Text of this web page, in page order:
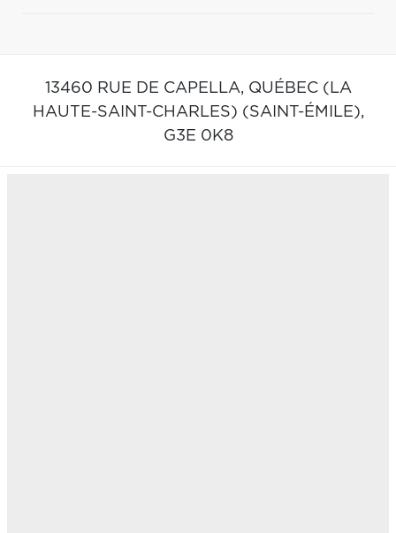
13460 RUE DE CAPELLA, QUÉBEC (LA
HAUTE-SAINT-CHARLES) (SAINT-ÉMILE),
G3E 0K8